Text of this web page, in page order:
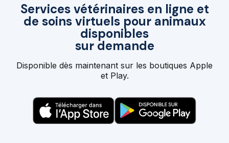
Services vétérinaires en ligne et
de soins virtuels pour animaux
disponibles
sur demande
Disponible dès maintenant sur les boutiques Apple
et Play.